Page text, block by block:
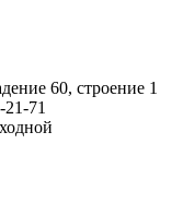
60, строение 1
71